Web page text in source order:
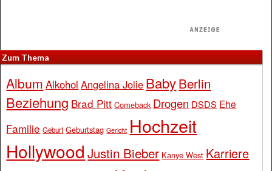
Zum Thema
Album Alkohol Angelina Jolie BabyBerlin
Beziehung Brad Pitt Comeback Drogen DSDS Ehe
Familie Geburt Geburtstag Gericht Hochzeit
Hollywood Justin Bieber Kanye West Karriere